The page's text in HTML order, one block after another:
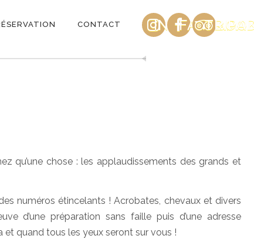
CONTACT INSTAGRAM
qu’une chose : les applaudissements des grands et
numéros étincelants ! Acrobates, chevaux et divers
d’une préparation sans faille puis d’une adresse
quand tous les yeux seront sur vous !